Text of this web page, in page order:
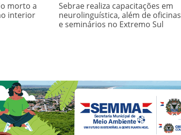
morto a
interior
Sebrae realiza capacitações em
neurolinguística, além de oficinas
e seminários no Extremo Sul